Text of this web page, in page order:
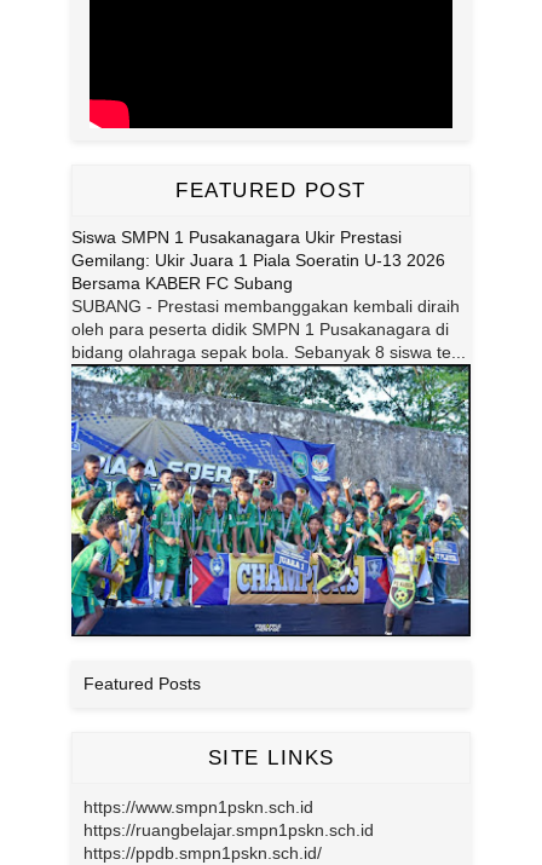
FEATURED POST
Siswa SMPN 1 Pusakanagara Ukir Prestasi
Gemilang: Ukir Juara 1 Piala Soeratin U-13 2026
Bersama KABER FC Subang
SUBANG - Prestasi membanggakan kembali diraih
oleh para peserta didik SMPN 1 Pusakanagara di
bidang olahraga sepak bola. Sebanyak 8 siswa te...
Featured Posts
SITE LINKS
https://www.smpn1pskn.sch.id
https://ruangbelajar.smpn1pskn.sch.id
https://ppdb.smpn1pskn.sch.id/